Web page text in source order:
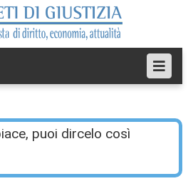
puoi dircelo così